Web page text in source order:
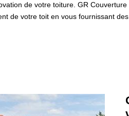
de votre toiture. GR
de votre toit en vous fournissant